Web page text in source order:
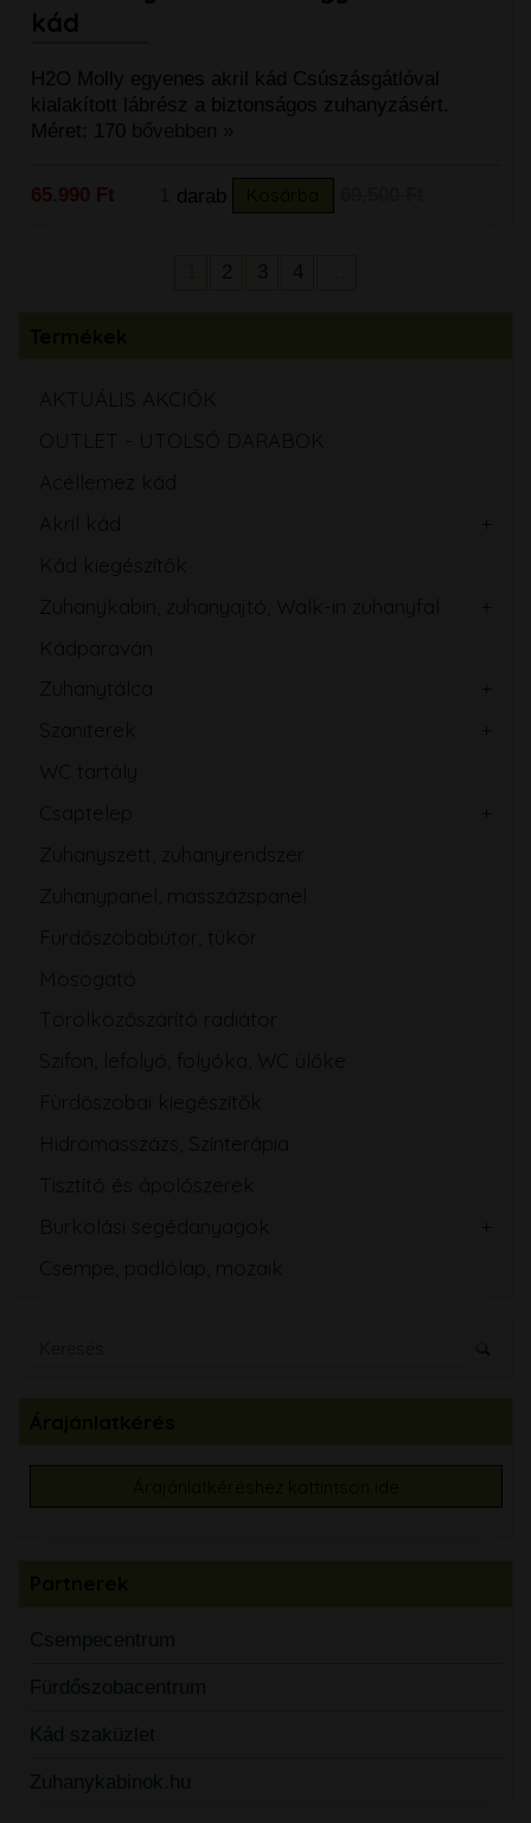
kád
H2O Molly egyenes akril kád Csúszásgátlóval
kialakított lábrész a biztonságos zuhanyzásért.
Méret: 170 bővebben »
65.990 Ft darab
2 3 4
AKTUÁLIS AKCIÓK
OUTLET - UTOLSÓ DARABOK
Acéllemez kád
Akril kád
Kád kiegészítők
Zuhanykabin, zuhanyajtó, Walk-in zuhanyfal
Kádparaván
Zuhanytálca
Szaniterek
WC tartály
Csaptelep
Zuhanyszett, zuhanyrendszer
Zuhanypanel, masszázspanel
Fürdőszobabútor, tükör
Mosogató
Törölközőszárító radiátor
Szifon, lefolyó, folyóka, WC ülőke
Fürdőszobai kiegészítők
Hidromasszázs, Színterápia
Tisztító és ápolószerek
Burkolási segédanyagok
Csempe, padlólap, mozaik
Csempecentrum
Fürdőszobacentrum
Kád szaküzlet
Zuhanykabinok.hu